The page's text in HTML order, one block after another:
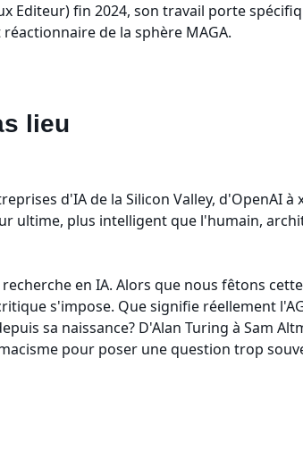
Editeur) fin 2024, son travail porte
de la sphère MAGA.
lieu
d'IA de la Silicon Valley, d'OpenAI
ultime, plus intelligent que l'humain,
en IA. Alors que nous fêtons
s'impose. Que signifie réellement
sa naissance? D'Alan Turing à Sam
pour poser une question trop